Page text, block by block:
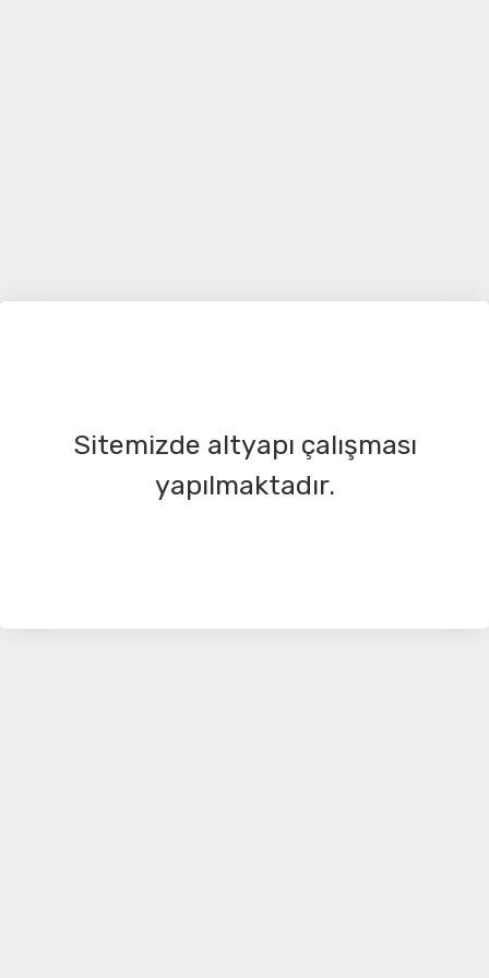
Sitemizde altyapı çalışması
yapılmaktadır.